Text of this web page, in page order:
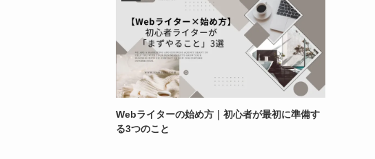
Webライターの始め方｜初心者が最初に準備す
る3つのこと